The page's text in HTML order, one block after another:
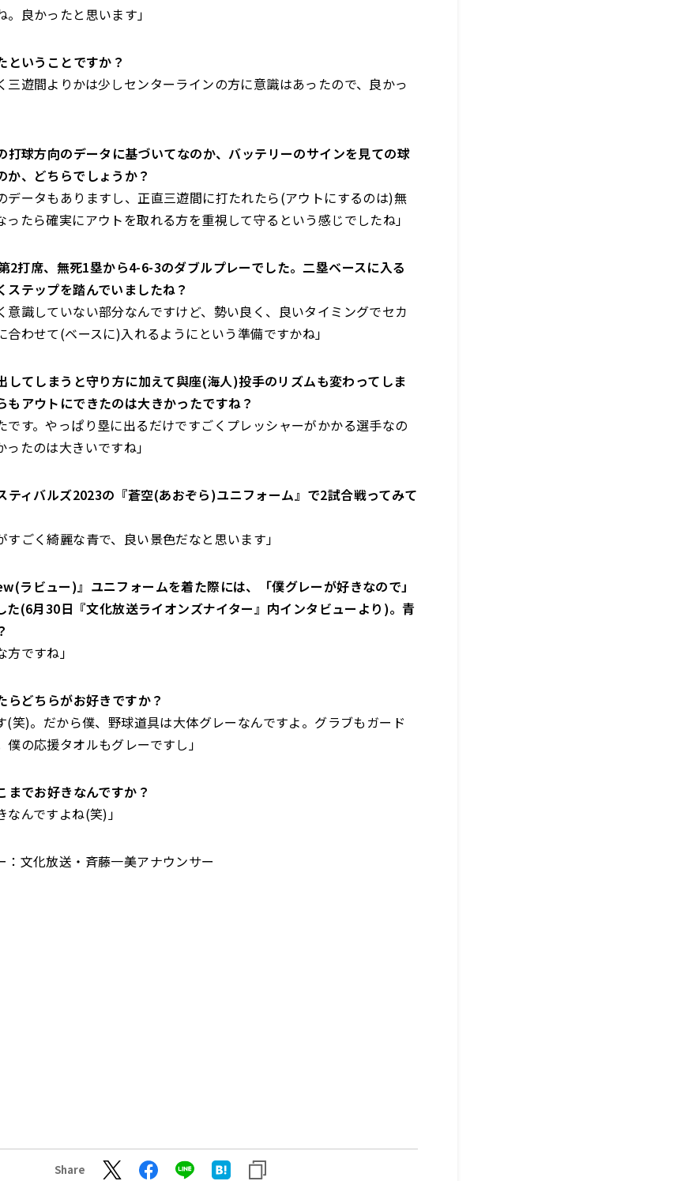
良かったと思います」
ということですか？
三遊間よりかは少しセンターラインの方に意識はあったので、良かっ
の打球方向のデータに基づいてなのか、バッテリーのサインを見ての球
か、どちらでしょうか？
データもありますし、正直三遊間に打たれたら(アウトにするのは)無
ったら確実にアウトを取れる方を重視して守るという感じでしたね」
第2打席、無死1塁から4-6-3のダブルプレーでした。二塁ベースに入る
ステップを踏んでいましたね？
意識していない部分なんですけど、勢い良く、良いタイミングでセカ
合わせて(ベースに)入れるようにという準備ですかね」
出してしまうと守り方に加えて與座(海人)投手のリズムも変わってしま
もアウトにできたのは大きかったですね？
です。やっぱり塁に出るだけですごくプレッシャーがかかる選手なの
たのは大きいですね」
スティバルズ2023の『蒼空(あおぞら)ユニフォーム』で2試合戦ってみて
すごく綺麗な青で、良い景色だなと思います」
ラビュー)』ユニフォームを着た際には、「僕グレーが好きなので」
た(6月30日『文化放送ライオンズナイター』内インタビューより)。青
ですね」
らどちらがお好きですか？
(笑)。だから僕、野球道具は大体グレーなんですよ。グラブもガード
僕の応援タオルもグレーですし」
までお好きなんですか？
んですよね(笑)」
文化放送・斉藤一美アナウンサー
Share